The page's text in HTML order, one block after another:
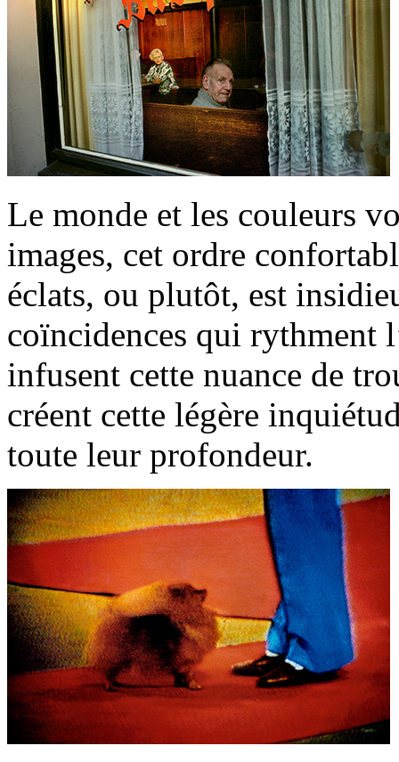
Le monde et les couleurs
images, cet ordre
éclats, ou plutôt, est
coïncidences qui rythment
infusent cette nuance de
créent cette légère
toute leur profondeur.